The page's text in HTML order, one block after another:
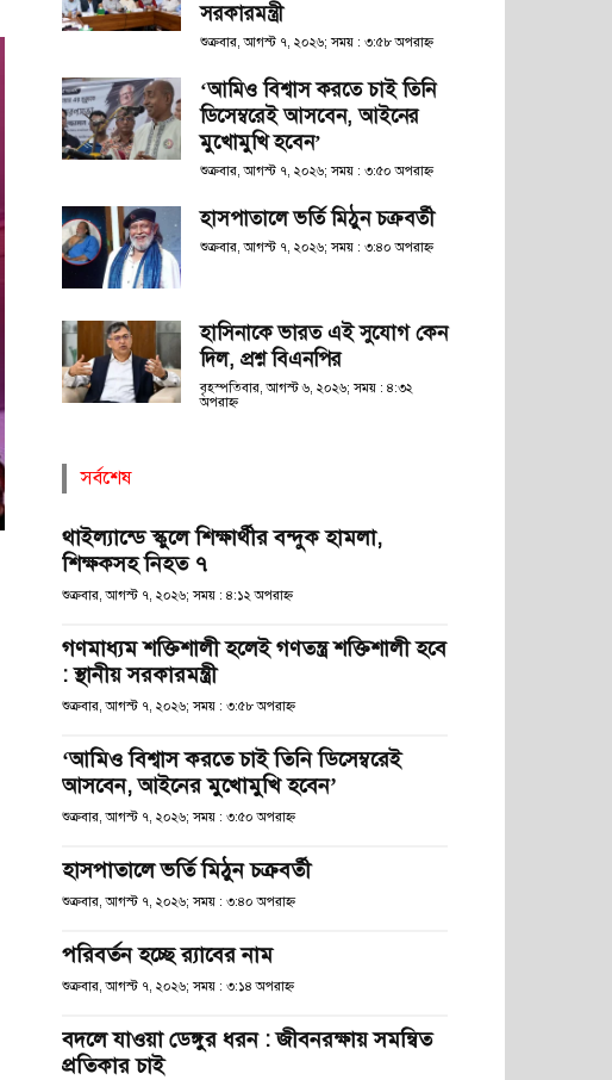
সরকারমন্ত্রী
শুক্রবার, আগস্ট ৭, ২০২৬; সময় : ৩:৫৮ অপরাহ্ণ
‘আমিও বিশ্বাস করতে চাই তিনি
ডিসেম্বরেই আসবেন, আইনের
মুখোমুখি হবেন’
শুক্রবার, আগস্ট ৭, ২০২৬; সময় : ৩:৫০ অপরাহ্ণ
হাসপাতালে ভর্তি মিঠুন চক্রবর্তী
শুক্রবার, আগস্ট ৭, ২০২৬; সময় : ৩:৪০ অপরাহ্ণ
হাসিনাকে ভারত এই সুযোগ কেন
দিল, প্রশ্ন বিএনপির
বৃহস্পতিবার, আগস্ট ৬, ২০২৬; সময় : ৪:৩২
অপরাহ্ণ
সর্বশেষ
থাইল্যান্ডে স্কুলে শিক্ষার্থীর বন্দুক হামলা,
শিক্ষকসহ নিহত ৭
শুক্রবার, আগস্ট ৭, ২০২৬; সময় : ৪:১২ অপরাহ্ণ
গণমাধ্যম শক্তিশালী হলেই গণতন্ত্র শক্তিশালী হবে
: স্থানীয় সরকারমন্ত্রী
শুক্রবার, আগস্ট ৭, ২০২৬; সময় : ৩:৫৮ অপরাহ্ণ
‘আমিও বিশ্বাস করতে চাই তিনি ডিসেম্বরেই
আসবেন, আইনের মুখোমুখি হবেন’
শুক্রবার, আগস্ট ৭, ২০২৬; সময় : ৩:৫০ অপরাহ্ণ
হাসপাতালে ভর্তি মিঠুন চক্রবর্তী
শুক্রবার, আগস্ট ৭, ২০২৬; সময় : ৩:৪০ অপরাহ্ণ
পরিবর্তন হচ্ছে র‌্যাবের নাম
শুক্রবার, আগস্ট ৭, ২০২৬; সময় : ৩:১৪ অপরাহ্ণ
বদলে যাওয়া ডেঙ্গুর ধরন : জীবনরক্ষায় সমন্বিত
প্রতিকার চাই